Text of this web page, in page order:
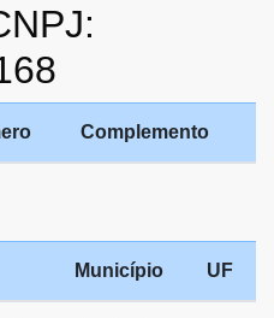
Complemento
Município UF